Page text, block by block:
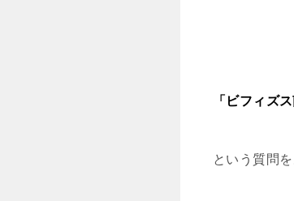
「ビフィズ
という質問